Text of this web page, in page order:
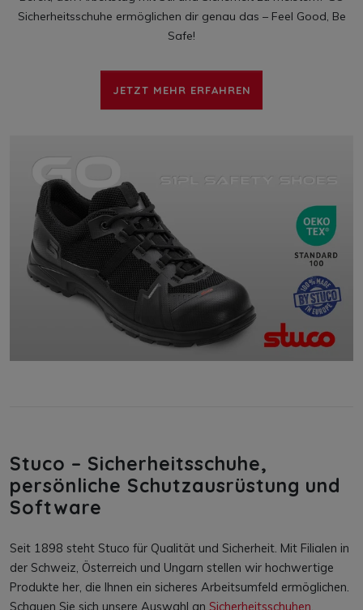
Safe!
persönliche Schutzausrüstung und
Software
der Schweiz, Österreich und Ungarn stellen wir hochwertige
Produkte her, die Ihnen ein sicheres Arbeitsumfeld ermöglichen.
Schauen Sie sich unsere Auswahl anSicherheitsschuhen ,
Schutzprodukten ,Softwareund vielem mehr an und profitieren